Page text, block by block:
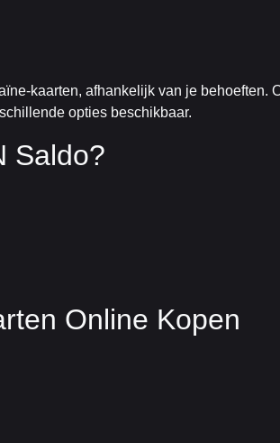
kaarten, afhankelijk van je behoeften.
opties beschikbaar.
Saldo?
Online Kopen